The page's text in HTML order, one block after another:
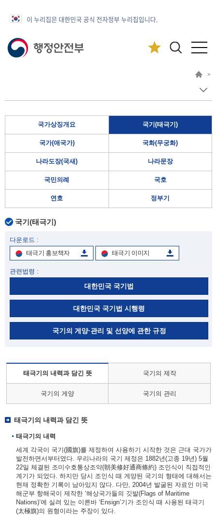
이 누리집은 대한민국 공식 전자정부 누리집입니다.
>
국가상징개요 국기(태극기)
국가(애국가) 국화(무궁화)
나라도장(국새) 나라문장
국민의례 국호
연호 정부기
국기(태극기)
다운로드 :
태극기 홍보책자
태극기 이미지
관련법령 :
대한민국 국기법
대한민국 국기법 시행령
국기의 게양·관리 및 선양에 관한 규정
태극기의 내력과 담긴 뜻 국기의 제작
국기의 게양 국기의 관리
태극기의 내력과 담긴 뜻
태극기의 내력
세계 각국이 국기(國旗)를 제정하여 사용하기 시작한 것은 근대 국가가
발전하면서부터였다. 우리나라의 국기 제정은 1882년(고종 19년) 5월
22일 체결된 조미수호통상조약(朝美修好通商條約) 조인식이 직접적인
계기가 되었다. 하지만 당시 조인식 때 게양된 국기의 형태에 대해서는
현재 정확한 기록이 남아있지 않다. 다만, 2004년 발굴된 자료인 미국
해군부 항해국이 제작한 ‘해상국가들의 깃발(Flags of Maritime
Nations)’에 실려 있는 이른바 ‘Ensign’기가 조인식 때 사용된 태극기
(太極旗)의 원형이라는 주장이 있다.